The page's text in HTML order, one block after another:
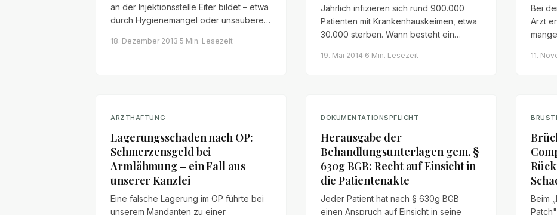
an der Injektionsstelle Eiter bildet – etwa
durch Hygienemängel oder unsaubere
worüber er aufklären muss.
18. Dezember 2013·5 Min. Lesezeit
Jährlich infizieren sich rund 900.000
Patienten mit Krankenhauskeimen, etwa
30.000 sterben. Wann besteht ein
wann gilt die Infektion als allgemeines
19. Mai 2014·6 Min. Lesezeit
Bei
Arzt
oder
11.
ARZTHAFTUNG
Lagerungsschaden nach OP:
Schmerzensgeld bei
Armlähmung – ein Fall aus
unserer Kanzlei
Eine falsche Lagerung im OP führte bei
unserem Mandanten zu einer
DOKUMENTATIONSPFLICHT
Herausgabe der
Behandlungsunterlagen gem. §
630g BGB: Recht auf Einsicht in
die Patientenakte
Jeder Patient hat nach § 630g BGB
einen Anspruch auf Einsicht in seine
Beim